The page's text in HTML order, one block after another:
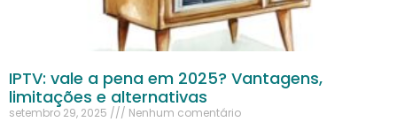
IPTV: vale a pena em 2025? Vantagens,
limitações e alternativas
setembro 29, 2025 Nenhum comentário